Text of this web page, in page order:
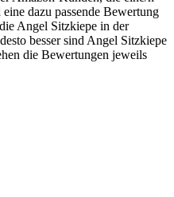
dazu passende Bewertung
Angel Sitzkiepe in der
besser sind Angel Sitzkiepe
die Bewertungen jeweils